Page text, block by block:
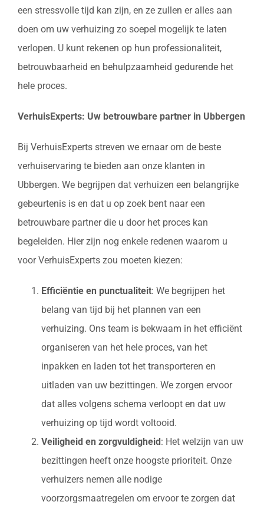
een stressvolle tijd kan zijn, en ze zullen er alles aan
doen om uw verhuizing zo soepel mogelijk te laten
verlopen. U kunt rekenen op hun professionaliteit,
betrouwbaarheid en behulpzaamheid gedurende het
hele proces.
VerhuisExperts: Uw betrouwbare partner in Ubbergen
Bij VerhuisExperts streven we ernaar om de beste
verhuiservaring te bieden aan onze klanten in
Ubbergen. We begrijpen dat verhuizen een belangrijke
gebeurtenis is en dat u op zoek bent naar een
betrouwbare partner die u door het proces kan
begeleiden. Hier zijn nog enkele redenen waarom u
voor VerhuisExperts zou moeten kiezen:
Efficiëntie en punctualiteit: We begrijpen het
belang van tijd bij het plannen van een
verhuizing. Ons team is bekwaam in het efficiënt
organiseren van het hele proces, van het
inpakken en laden tot het transporteren en
uitladen van uw bezittingen. We zorgen ervoor
dat alles volgens schema verloopt en dat uw
verhuizing op tijd wordt voltooid.
Veiligheid en zorgvuldigheid : Het welzijn van uw
bezittingen heeft onze hoogste prioriteit. Onze
verhuizers nemen alle nodige
voorzorgsmaatregelen om ervoor te zorgen dat